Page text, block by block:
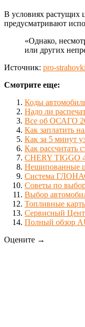
В условиях растущих
предусматривают
«Однако,
или других
Источник: pro-
Смотрите еще:
Коды
Надо ли
Все об ОСАГО
Как заплатить
Как за 5 минут
Как рассчитать
CHERY TIGGO
Нешипованные
Система
Советы по
Выбор
Топливные
Сервисный
Полный обзор
Оцените →